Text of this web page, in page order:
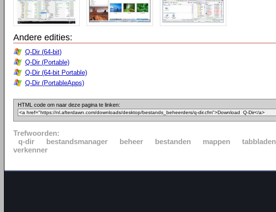
Andere edities:
Q-Dir (64-bit)
Q-Dir (Portable)
Q-Dir (64-bit Portable)
Q-Dir (PortableApps)
HTML code om naar deze pagina te linken:
Trefwoorden:
q-dir
bestandsmanager beheer bestanden mappen tabbladen
verkenner